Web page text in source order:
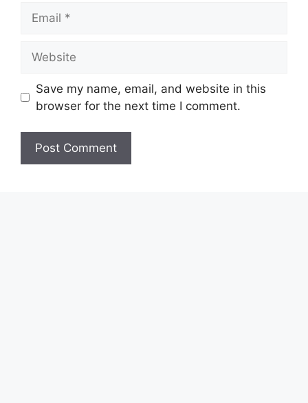
Save my name, email, and website in this
browser for the next time I comment.